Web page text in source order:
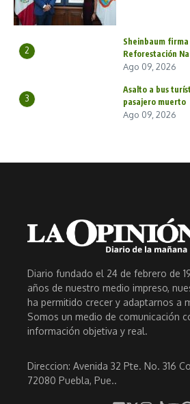
2
Sheinbaum
Reforestación
Ago 09, 2026
3
Asalto a bus
pasajero muerto
Ago 09, 2026
Diario fundado el 24 de febrero de
años de nuestro medio impreso,
ha permitido crecer y adaptarnos a
Somos un medio de comunicación
información objetiva y real.
Direccion: Avenida 32 Pte. No. 316
72080 Puebla, Pue..